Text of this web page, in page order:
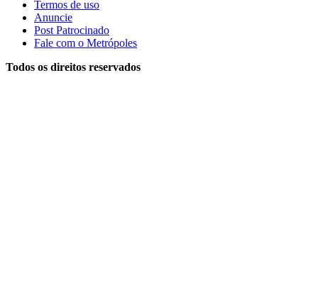
Termos de uso
Anuncie
Post Patrocinado
Fale com o Metrópoles
Todos os direitos reservados